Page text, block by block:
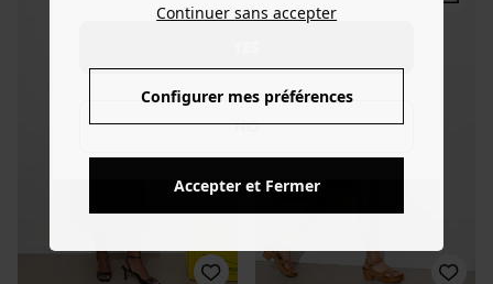
NO
Continuer sans accepter
Configurer mes préférences
Accepter et Fermer